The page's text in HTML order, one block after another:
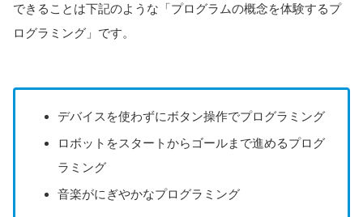
できることは下記のような「プログラムの概念を体験するプ
ログラミング」です。
デバイスを使わずにボタン操作でプログラミング
ロボットをスタートからゴールまで進めるプログ
ラミング
音楽がにぎやかなプログラミング